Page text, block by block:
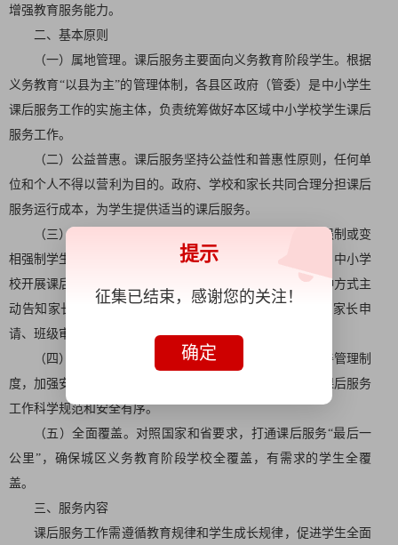
增强教育服务能力。
二、基本原则
（一）属地管理。课后服务主要面向义务教育阶段学生。根据
义务教育“以县为主”的管理体制，各县区政府（管委）是中小学生
课后服务工作的实施主体，负责统筹做好本区域中小学校学生课后
服务工作。
（二）公益普惠。课后服务坚持公益性和普惠性原则，任何单
位和个人不得以营利为目的。政府、学校和家长共同合理分担课后
服务运行成本，为学生提供适当的课后服务。
（三）自愿参与。中小学生自愿参加课后服务，不得强制或变
相强制学生参加，严禁以任何方式拒绝有需求的学生参加。中小学
校开展课后服务工作，需事先充分征求家长意见，通过多种方式主
动告知家长服务方式、服务内容、安全保障措施等，建立家长申
请、班级审核、学校统一实施的工作机制。
（四）安全有序。各中小学校严格落实安全责任，完善管理制
度，加强安全教育和管理，强化课后服务经费管理，确保课后服务
工作科学规范和安全有序。
（五）全面覆盖。对照国家和省要求，打通课后服务“最后一
公里”，确保城区义务教育阶段学校全覆盖，有需求的学生全覆
盖。
三、服务内容
课后服务工作需遵循教育规律和学生成长规律，促进学生全面
提示
征集已结束，感谢您的关注！
确定